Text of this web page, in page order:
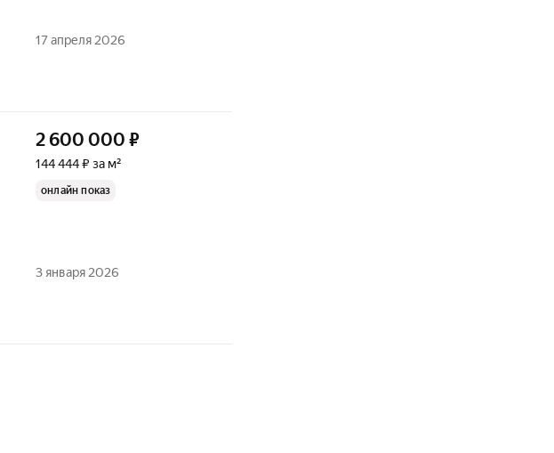
17 апреля 2026
2 600 000 ₽
144 444 ₽ за м²
онлайн показ
3 января 2026